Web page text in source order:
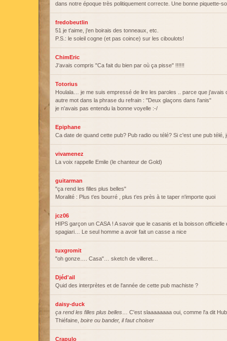
dans notre époque très politiquement correcte. Une bonne piquette-
fredobeutlin
51 je t'aime, j'en boirais des tonneaux, etc.
P.S.: le soleil cogne (et pas coince) sur les ciboulots!
ChimEric
J'avais compris "Ca fait du bien par où ça pisse" !!!!!!
Totorius
Houlala… je me suis empressé de lire les paroles .. parce que j'avais
autre mot dans la phrase du refrain : "Deux glaçons dans l'anis"
je n'avais pas entendu la bonne voyelle :-/
Epiphane
Ca date de quand cette pub? Pub radio ou télé? Si c'est une pub télé,
vivamenez
La voix rappelle Emile (le chanteur de Gold)
guitarman
"ça rend les filles plus belles"
Moralité : Plus t'es bourré , plus t'es près à te taper n'importe quoi
jcz06
HIPS garçon un CASA ! A savoir que le casanis et la boisson officielle
spagiari… Le seul homme a avoir fait un casse a nice
tuxgromit
"oh gonze…. Casa"… sketch de villeret…
Djéd'ail
Quid des interprètes et de l'année de cette pub machiste ?
daisy-duck
ça rend les filles plus belles … C'est slaaaaaaaa oui, comme l'a dit
Thiéfaine, boire ou bander, il faut choiser
Crapulo